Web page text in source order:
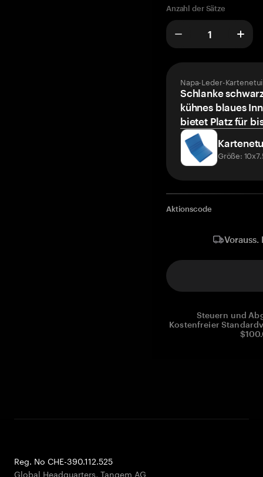
Anzahl der Sätze
Napa-Leder-
Schlanke
kühnes blaues
bietet Platz für
Größe:
Aktionscode
Steuern und
Kostenfreier
Reg. No CHE-390.112.525
Global Headquarters, Tangem AG